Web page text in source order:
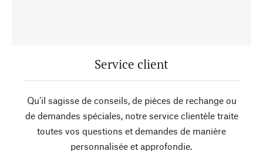
Service client
Qu’il sagisse de conseils, de pièces de rechange ou
de demandes spéciales, notre service clientèle traite
toutes vos questions et demandes de manière
personnalisée et approfondie.